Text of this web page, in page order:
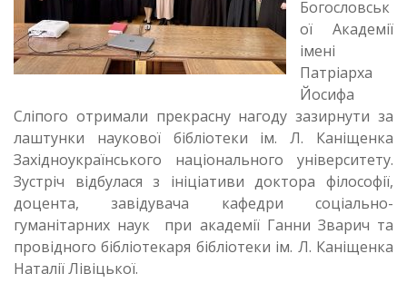
Богословськ
ої Академії
імені
Патріарха
Йосифа
Сліпого отримали прекрасну нагоду зазирнути за
лаштунки наукової бібліотеки ім. Л. Каніщенка
Західноукраїнського національного університету.
Зустріч відбулася з ініціативи доктора філософії,
доцента, завідувача кафедри соціально-
гуманітарних наук при академії Ганни Зварич та
провідного бібліотекаря бібліотеки ім. Л. Каніщенка
Наталії Лівіцької.